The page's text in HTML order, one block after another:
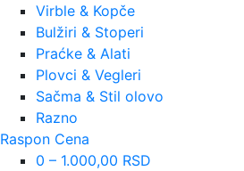
Virble & Kopče
Bulžiri & Stoperi
Praćke & Alati
Plovci & Vegleri
Sačma & Stil olovo
Razno
Raspon Cena
0 – 1.000,00 RSD